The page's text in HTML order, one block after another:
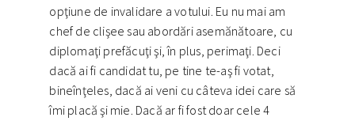
opţiune de invalidare a votului. Eu nu mai am
chef de clişee sau abordări asemănătoare, cu
diplomaţi prefăcuţi şi, în plus, perimaţi. Deci
dacă ai fi candidat tu, pe tine te-aş fi votat,
bineînţeles, dacă ai veni cu câteva idei care să
îmi placă şi mie. Dacă ar fi fost doar cele 4